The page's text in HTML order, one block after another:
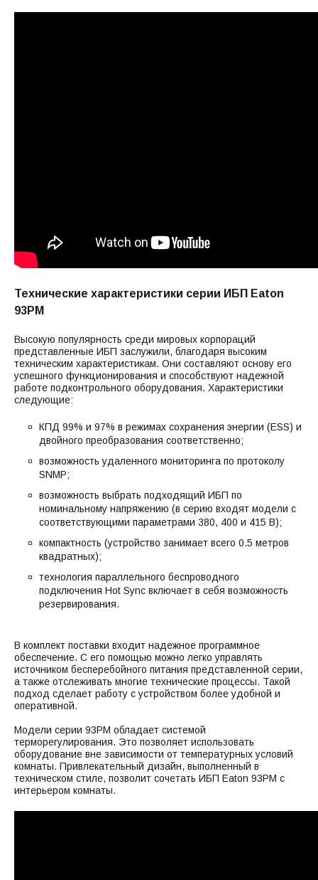
Технические характеристики серии ИБП Eaton
93PM
Высокую популярность среди мировых корпораций
представленные ИБП заслужили, благодаря высоким
техническим характеристикам. Они составляют основу его
успешного функционирования и способствуют надежной
работе подконтрольного оборудования. Характеристики
следующие:
КПД 99% и 97% в режимах сохранения энергии (ESS) и
двойного преобразования соответственно;
возможность удаленного мониторинга по протоколу
SNMP;
возможность выбрать подходящий ИБП по
номинальному напряжению (в серию входят модели с
соответствующими параметрами 380, 400 и 415 В);
компактность (устройство занимает всего 0.5 метров
квадратных);
технология параллельного беспроводного
подключения Hot Sync включает в себя возможность
резервирования.
В комплект поставки входит надежное программное
обеспечение. С его помощью можно легко управлять
источником бесперебойного питания представленной серии,
а также отслеживать многие технические процессы. Такой
подход сделает работу с устройством более удобной и
оперативной.
Модели серии 93PM обладает системой
терморегулирования. Это позволяет использовать
оборудование вне зависимости от температурных условий
комнаты. Привлекательный дизайн, выполненный в
техническом стиле, позволит сочетать ИБП Eaton 93PM с
интерьером комнаты.